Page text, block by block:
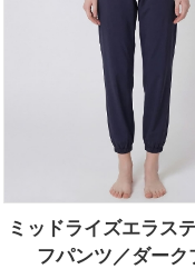
ミッドライズエラス
フパンツ／ダーク